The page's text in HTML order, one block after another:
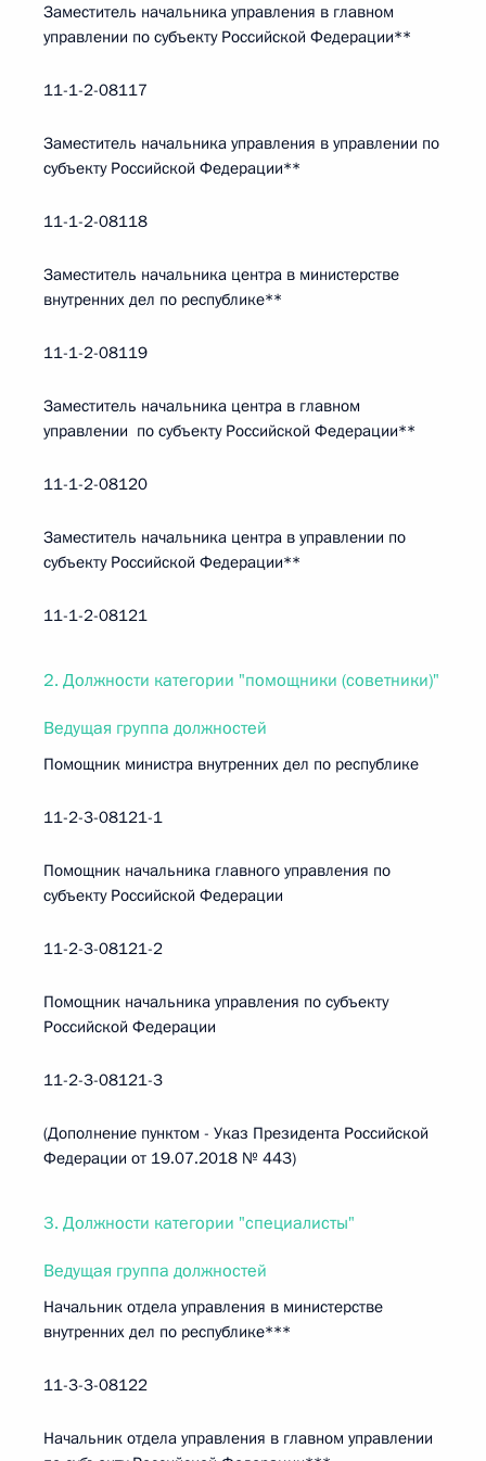
Заместитель начальника управления в главном
управлении по субъекту Российской Федерации**
11-1-2-08117
Заместитель начальника управления в управлении по
субъекту Российской Федерации**
11-1-2-08118
Заместитель начальника центра в министерстве
внутренних дел по республике**
11-1-2-08119
Заместитель начальника центра в главном
управлении по субъекту Российской Федерации**
11-1-2-08120
Заместитель начальника центра в управлении по
субъекту Российской Федерации**
11-1-2-08121
2. Должности категории "помощники (советники)"
Ведущая группа должностей
Помощник министра внутренних дел по республике
11-2-3-08121-1
Помощник начальника главного управления по
субъекту Российской Федерации
11-2-3-08121-2
Помощник начальника управления по субъекту
Российской Федерации
11-2-3-08121-3
(Дополнение пунктом - Указ Президента Российской
Федерации от 19.07.2018 № 443)
3. Должности категории "специалисты"
Ведущая группа должностей
Начальник отдела управления в министерстве
внутренних дел по республике***
11-3-3-08122
Начальник отдела управления в главном управлении